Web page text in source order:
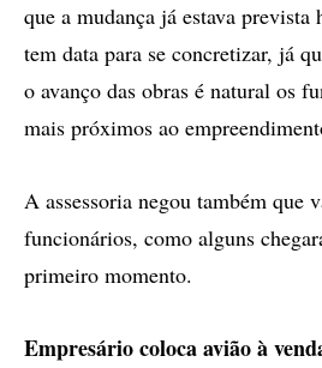
que a mudança já estava prevista
tem data para se concretizar, já
o avanço das obras é natural os
mais próximos ao
A assessoria negou também que
funcionários, como alguns
primeiro momento.
Empresário coloca avião à